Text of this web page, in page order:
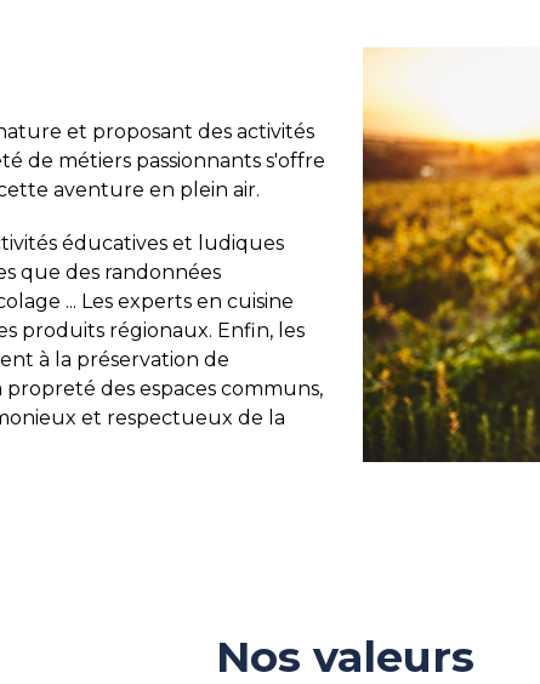
et proposant des activités
de métiers passionnants s'offre
aventure en plein air.
éducatives et ludiques
que des randonnées
... Les experts en cuisine
produits régionaux. Enfin, les
à la préservation de
des espaces communs,
et respectueux de la
Nos valeurs